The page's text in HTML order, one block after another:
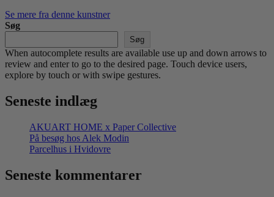
Se mere fra denne kunstner
Søg
Søg
When autocomplete results are available use up and down arrows to
review and enter to go to the desired page. Touch device users,
explore by touch or with swipe gestures.
Seneste indlæg
AKUART HOME x Paper Collective
På besøg hos Alek Modin
Parcelhus i Hvidovre
Seneste kommentarer